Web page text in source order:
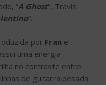
“A Ghost“, Travis
“.
por Fran e
uma energia
no contraste entre
de guitarra pesada